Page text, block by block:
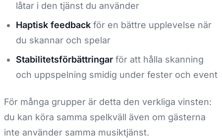
låtar i den tjänst du använder
Haptisk feedback för en bättre upplevelse när
du skannar och spelar
Stabilitetsförbättringar för att hålla skanning
och uppspelning smidig under fester och event
För många grupper är detta den verkliga vinsten:
du kan köra samma spelkväll även om gästerna
inte använder samma musiktjänst.